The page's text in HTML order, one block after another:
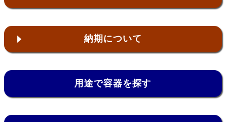
納期について
用途で容器を探す